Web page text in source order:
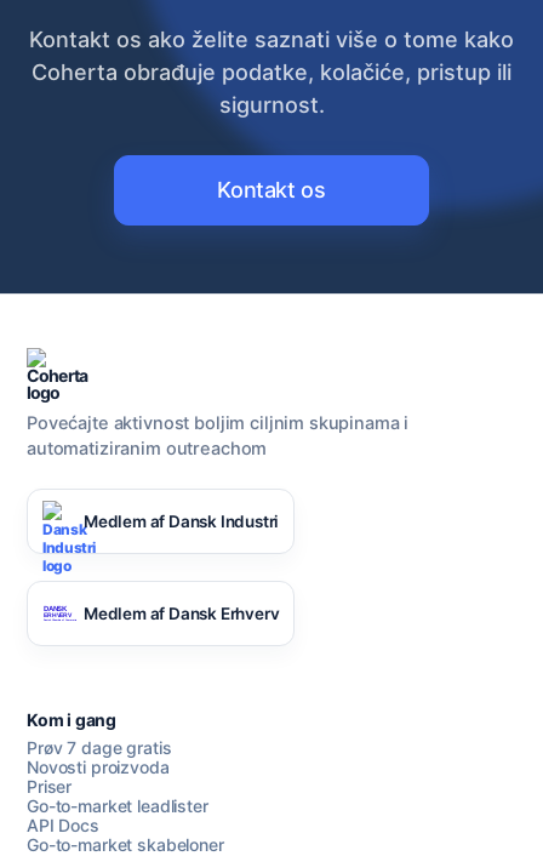
Kontakt os ako želite saznati više o tome kako
Coherta obrađuje podatke, kolačiće, pristup ili
sigurnost.
Kontakt os
Povećajte aktivnost boljim ciljnim skupinama i
automatiziranim outreachom
Medlem af Dansk Industri
Medlem af Dansk Erhverv
Kom i gang
Prøv 7 dage gratis
Novosti proizvoda
Priser
Go-to-market leadlister
API Docs
Go-to-market skabeloner